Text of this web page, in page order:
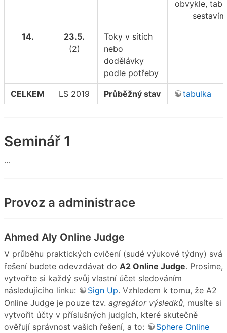
obvykle,
14.
23.5.
(2)
Toky v sítích
nebo
dodělávky
podle potřeby
CELKEM LS 2019 Průběžný stav tabulka
Seminář 1
…
Provoz a administrace
Ahmed Aly Online Judge
V průběhu praktických cvičení (sudé výukové týdny) svá
řešení budete odevzdávat do A2 Online Judge. Prosíme,
vytvořte si každý svůj vlastní účet sledováním
následujícího linku:
Sign Up. Vzhledem k tomu, že A2
Online Judge je pouze tzv. agregátor výsledků, musíte si
vytvořit účty v příslušných judgích, které skutečně
ověřují správnost vašich řešení, a to:
Sphere Online